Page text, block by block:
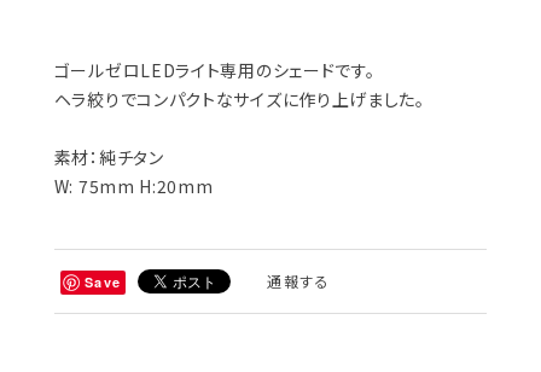
ゴールゼロLEDライト専用のシェードです。
ヘラ絞りでコンパクトなサイズに作り上げました。
素材：純チタン
W: 75mm H:20mm
Save 通報する